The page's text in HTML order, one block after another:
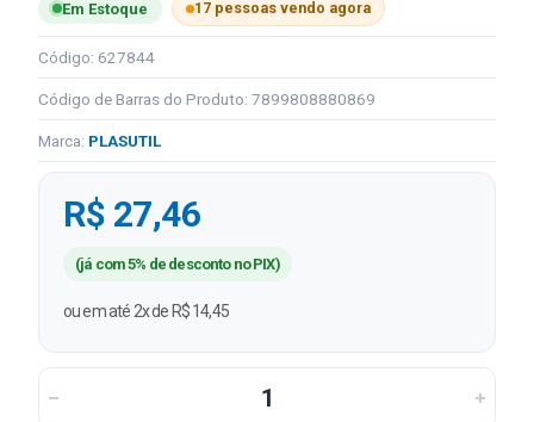
Em Estoque 17 pessoas vendo agora
Código: 627844
Código de Barras do Produto: 7899808880869
Marca: PLASUTIL
R$ 27,46
(já com 5% de desconto no PIX)
ou em até 2x de R$ 14,45